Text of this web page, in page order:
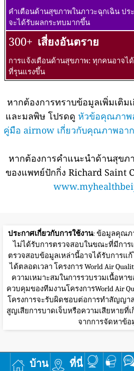
คำเตือนด้านสุขภาพในภาวะฉุกเฉิน ป
จะได้รับผลกระทบมากขึ้น
300+ เสี่ยงอันตราย
การแจ้งเตือนด้านสุขภาพ: ทุกคนอาจ
ที่รุนแรงขึ้น
หากต้องการทราบข้อมูลเพิ่มเติ
และมลพิษ โปรดดู หัวข้อคุณภาพ
คู่มือ airnow เกี่ยวกับคุณภาพอา
หากต้องการคำแนะนำด้านสุขภ
ของแพทย์ปักกิ่ง Richard Saint
ประกาศเกี่ยวกับการใช้งาน: ข้อมูลคุณภ
ไม่ได้รับการตรวจสอบในขณะที่มีการ
ตรวจสอบข้อมูลเหล่านี้อาจได้รับการแ
ได้ตลอดเวลา โครงการ World Air
ความเหมาะสมในการรวบรวมเนื้อหา
ควบคุมของทีมงานโครงการWorld Air
โครงการจะรับผิดชอบต่อการทำสัญญา
สูญเสียการบาดเจ็บหรือความเสียหายที่
จากการจัดหาข้
บ้าน ที่นี่